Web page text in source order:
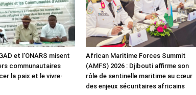
et l’ONARS misent
communautaires
la paix et le vivre-
African Maritime Forces Summit
(AMFS) 2026 : Djibouti affirme son
rôle de sentinelle maritime au cœur
des enjeux sécuritaires africains